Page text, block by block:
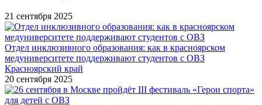
21 сентября 2025
Отдел инклюзивного образования: как в красноярском
медуниверситете поддерживают студентов с ОВЗ
Красноярский край
20 сентября 2025